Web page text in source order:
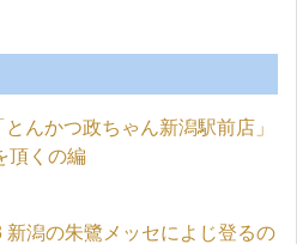
んかつ政ちゃん新潟駅前店」
頂くの編
新潟の朱鷺メッセによじ登るの